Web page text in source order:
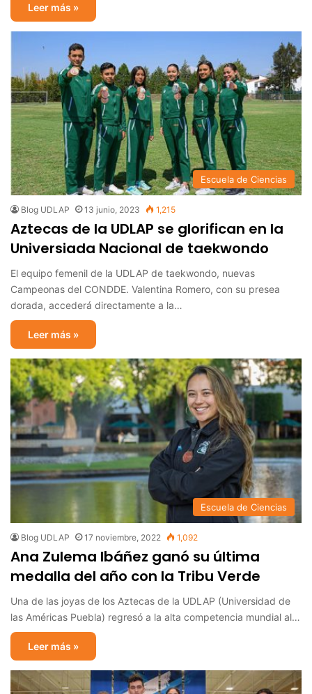
Leer más »
Escuela de Ciencias
Blog UDLAP 13 junio, 2023 1,215
Aztecas de la UDLAP se glorifican en la
Universiada Nacional de taekwondo
El equipo femenil de la UDLAP de taekwondo, nuevas
Campeonas del CONDDE. Valentina Romero, con su presea
dorada, accederá directamente a la…
Leer más »
Escuela de Ciencias
Blog UDLAP 17 noviembre, 2022 1,092
Ana Zulema Ibáñez ganó su última
medalla del año con la Tribu Verde
Una de las joyas de los Aztecas de la UDLAP (Universidad de
las Américas Puebla) regresó a la alta competencia mundial al…
Leer más »